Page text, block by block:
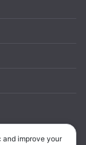
improve your